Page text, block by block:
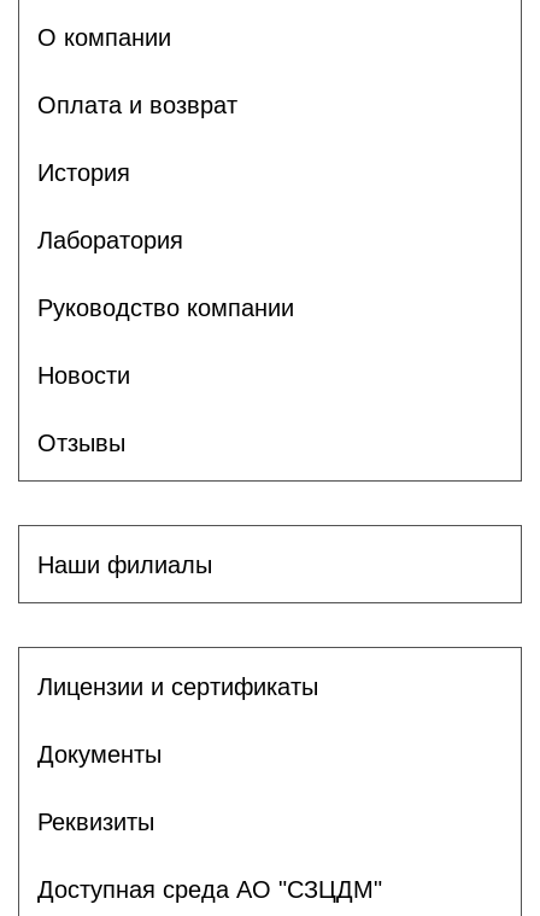
О компании
Оплата и возврат
История
Лаборатория
Руководство компании
Новости
Отзывы
Наши филиалы
Лицензии и сертификаты
Документы
Реквизиты
Доступная среда АО "СЗЦДМ"